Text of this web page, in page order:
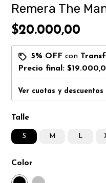
Remera The
$20.000,00
5% OFF con
Precio final:
Ver cuotas y descuentos
Talle
S M L
Color